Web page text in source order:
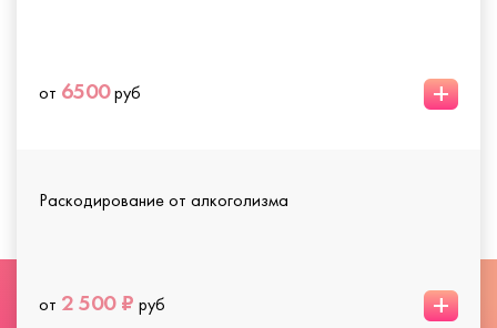
от 6500руб +
Раскодирование от алкоголизма
от 2 500 ₽ руб +